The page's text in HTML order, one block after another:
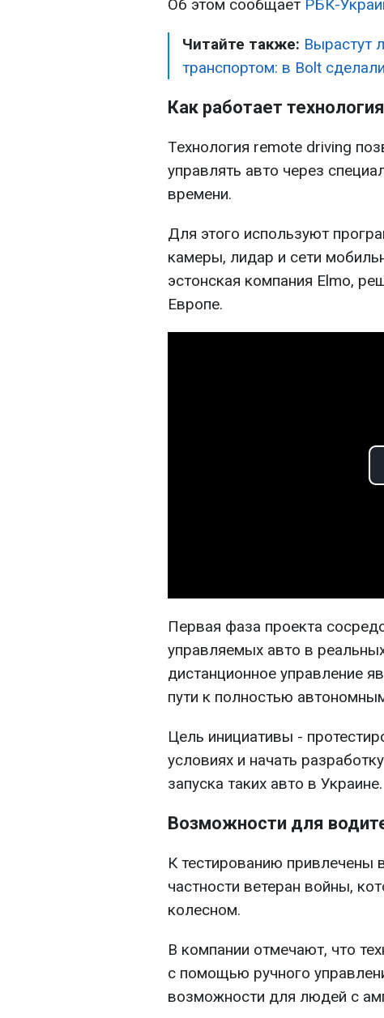
Об этом сообщает РБК-
Читайте также: Вырастут
транспортом: в Bolt
Как работает технология
Технология remote driving
управлять авто через
времени.
Для этого используют
камеры, лидар и сети
эстонская компания Elmo,
Европе.
Первая фаза проекта
управляемых авто в
дистанционное управление
пути к полностью
Цель инициативы -
условиях и начать
запуска таких авто в Украине.
Возможности для
К тестированию привлечены
частности ветеран войны,
колесном.
В компании отмечают, что
с помощью ручного
возможности для людей с